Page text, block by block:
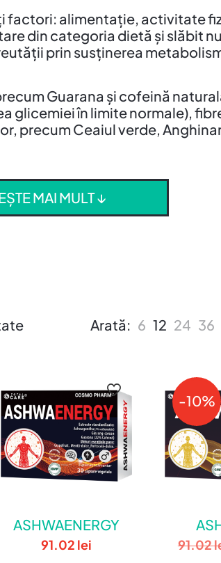
alimentație, activitate
din categoria dietă și slăbit
prin susținerea
Guarana și cofeină
glicemiei în limite normale),
precum Ceaiul verde,
MAI MULT ↓
Arată: 6 12 24 36
ASHWAENERGY
91.02 lei
-10%
91.02